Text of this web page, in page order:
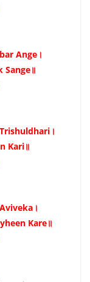
Ange।
Sange॥
Kari॥
Kare॥